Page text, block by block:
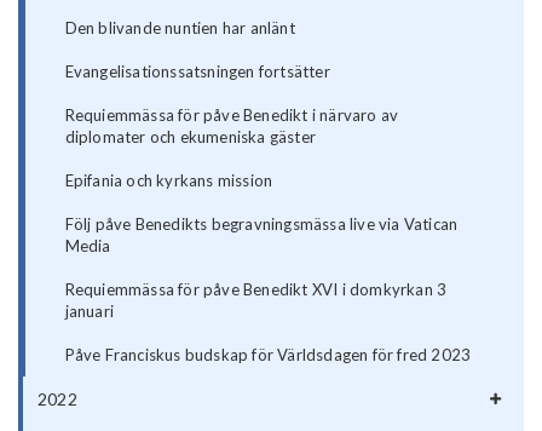
Den blivande nuntien har anlänt
Evangelisationssatsningen fortsätter
Requiemmässa för påve Benedikt i närvaro av
diplomater och ekumeniska gäster
Epifania och kyrkans mission
Följ påve Benedikts begravningsmässa live via Vatican
Media
Requiemmässa för påve Benedikt XVI i domkyrkan 3
januari
Påve Franciskus budskap för Världsdagen för fred 2023
2022